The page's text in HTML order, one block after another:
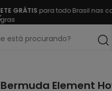
Sua primeira vez aqui?
Bermuda Element